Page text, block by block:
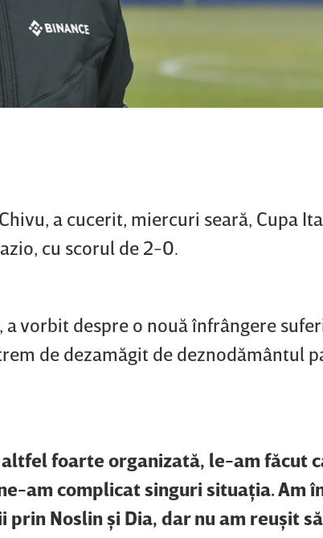
a cucerit, miercuri seară, Cupa
cu scorul de 2-0.
vorbit despre o nouă înfrângere
de dezamăgit de deznodământul
foarte organizată, le-am făcut
am complicat singuri situaţia. Am
prin Noslin şi Dia, dar nu am reuşit